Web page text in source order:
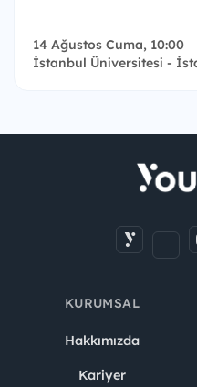
14 Ağustos Cuma, 10:00
İstanbul Üniversitesi -
KURUMSAL
Hakkımızda
Kariyer